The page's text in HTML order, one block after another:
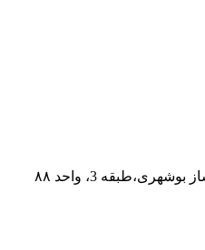
3، واحد ۸۸